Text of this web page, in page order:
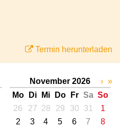
Termin herunterladen
November 2026
Mo
Di Mi Do Fr Sa So
26
27 28 29 30 31
1
2
3 4 5 6 7
8
› »